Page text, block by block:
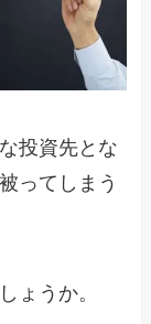
投資先とな
ってしまう
ょうか。